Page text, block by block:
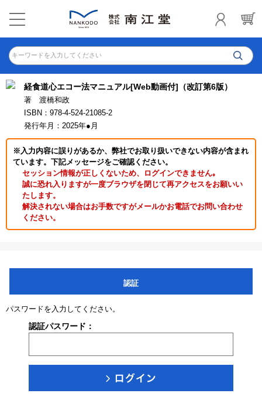
キーワードを入力してください
経食道心エコー法マニュアル[Web動画付]（改訂第6版）
著 渡橋和政
ISBN：978-4-524-21085-2
発行年月：2025年●月
※入力内容に誤りがあるか、弊社でお取り扱いできない内容が含まれ
ています。下記メッセージをご確認ください。
セッション情報が正しくないため、ログインできません｡
誠に恐れ入りますが一度ブラウザを閉じて再アクセスをお願いい
たします。
解決されない場合はお手数ですがメールかお電話でお問い合わせ
ください。
認証
パスワードを入力してください。
認証パスワード：